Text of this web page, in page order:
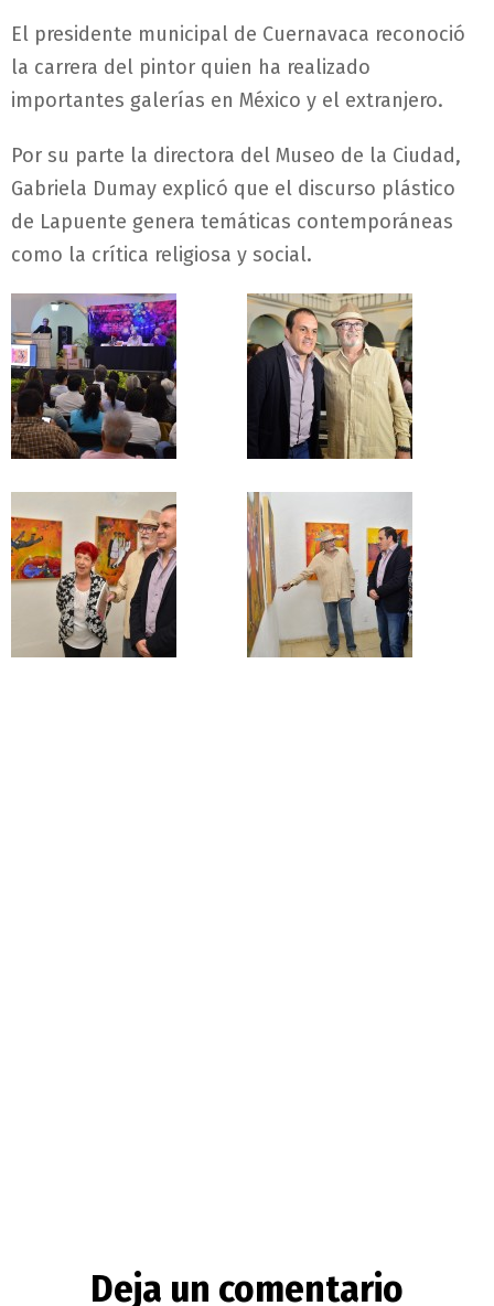
El presidente municipal de Cuernavaca reconoció
la carrera del pintor quien ha realizado
importantes galerías en México y el extranjero.
Por su parte la directora del Museo de la Ciudad,
Gabriela Dumay explicó que el discurso plástico
de Lapuente genera temáticas contemporáneas
como la crítica religiosa y social.
Deja un comentario